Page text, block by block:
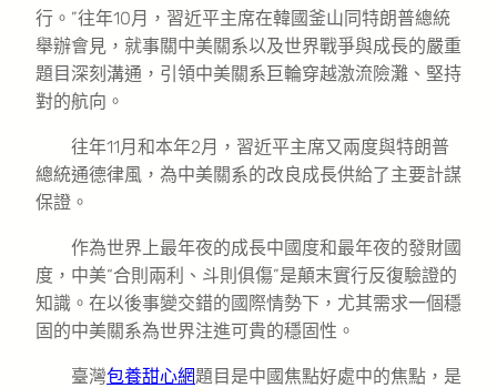
行。”往年10月，習近平主席在韓國釜山同特朗普總統
舉辦會見，就事關中美關系以及世界戰爭與成長的嚴重
題目深刻溝通，引領中美關系巨輪穿越激流險灘、堅持
對的航向。
往年11月和本年2月，習近平主席又兩度與特朗普
總統通德律風，為中美關系的改良成長供給了主要計謀
保證。
作為世界上最年夜的成長中國度和最年夜的發財國
度，中美“合則兩利、斗則俱傷”是顛末實行反復驗證的
知識。在以後事變交錯的國際情勢下，尤其需求一個穩
固的中美關系為世界注進可貴的穩固性。
臺灣包養甜心網題目是中國焦點好處中的焦點，是